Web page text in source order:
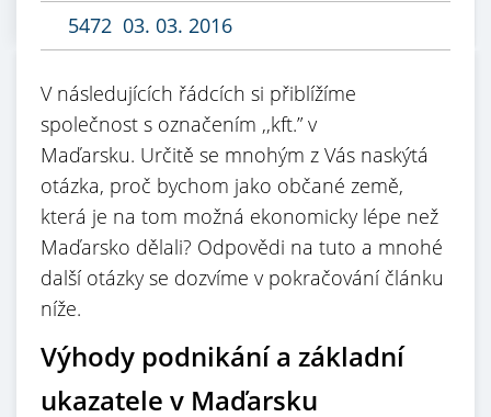
5472 03. 03. 2016
V následujících řádcích si přiblížíme
společnost s označením ,,kft.” v
Maďarsku. Určitě se mnohým z Vás naskýtá
otázka, proč bychom jako občané země,
která je na tom možná ekonomicky lépe než
Maďarsko dělali? Odpovědi na tuto a mnohé
další otázky se dozvíme v pokračování článku
níže.
Výhody podnikání a základní
ukazatele v Maďarsku